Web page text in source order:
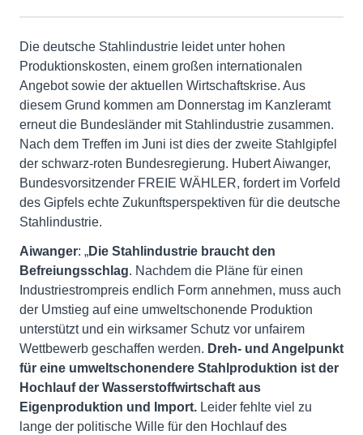
Die deutsche Stahlindustrie leidet unter hohen
Produktionskosten, einem großen internationalen
Angebot sowie der aktuellen Wirtschaftskrise. Aus
diesem Grund kommen am Donnerstag im Kanzleramt
erneut die Bundesländer mit Stahlindustrie zusammen.
Nach dem Treffen im Juni ist dies der zweite Stahlgipfel
der schwarz-roten Bundesregierung. Hubert Aiwanger,
Bundesvorsitzender FREIE WÄHLER, fordert im Vorfeld
des Gipfels echte Zukunftsperspektiven für die deutsche
Stahlindustrie.
Aiwanger: „Die Stahlindustrie braucht den
Befreiungsschlag. Nachdem die Pläne für einen
Industriestrompreis endlich Form annehmen, muss auch
der Umstieg auf eine umweltschonende Produktion
unterstützt und ein wirksamer Schutz vor unfairem
Wettbewerb geschaffen werden. Dreh- und Angelpunkt
für eine umweltschonendere Stahlproduktion ist der
Hochlauf der Wasserstoffwirtschaft aus
Eigenproduktion und Import. Leider fehlte viel zu
lange der politische Wille für den Hochlauf des